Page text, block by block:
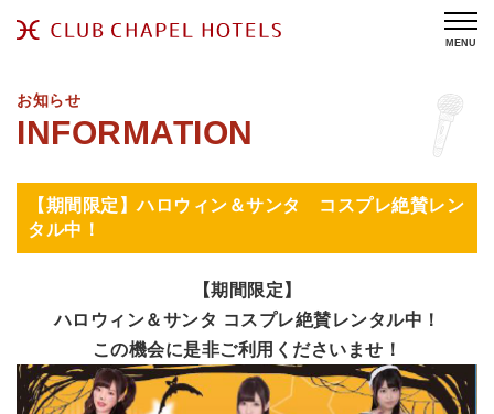
MENU
お知らせ
【期間限定】ハロウィン＆サンタ コスプレ絶賛レン
タル中！
【期間限定】
ハロウィン＆サンタ コスプレ絶賛レンタル中！
この機会に是非ご利用くださいませ！